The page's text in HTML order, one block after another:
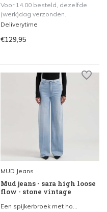
Voor 14.00 besteld, dezelfde
(werk)dag verzonden.
Deliverytime
€129,95
MUD Jeans
Mud jeans - sara high loose
flow - stone vintage
Een spijkerbroek met ho...